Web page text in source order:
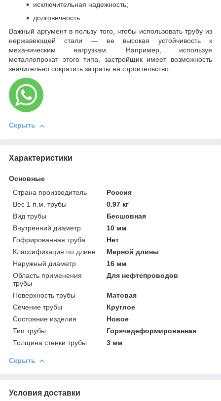
исключительная надежность;
долговечность.
Важный аргумент в пользу того, чтобы использовать трубу из
нержавеющей стали — ее высокая устойчивость к
механическим нагрузкам. Например, используя
металлопрокат этого типа, застройщик имеет возможность
значительно сократить затраты на строительство.
Скрыть
Характеристики
Основные
Страна производитель
Россия
Вес 1 п.м. трубы
0.97 кг
Вид трубы
Бесшовная
Внутренний диаметр
10 мм
Гофрированная труба
Нет
Классификация по длине
Мерной длины
Наружный диаметр
16 мм
Область применения
трубы
Для нефтепроводов
Поверхность трубы
Матовая
Сечение трубы
Круглое
Состояние изделия
Новое
Тип трубы
Горячедеформированная
Толщина стенки трубы
3 мм
Скрыть
Условия доставки